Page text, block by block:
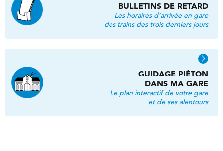
BULLETINS DE RETARD
Les horaires d’arrivée en gare
des trains des trois derniers jours
GUIDAGE PIÉTON
DANS MA GARE
Le plan interactif de votre gare
et de ses alentours